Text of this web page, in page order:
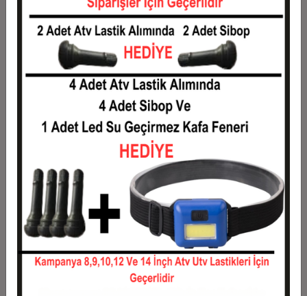
Taksit Taksit Tutarı
Toplam Tutar
1
7.902,72 TL
7.902,72 TL
3.951,36 TL
3
2.818,64 TL
8.455,91 TL
2.153,49 TL
5
1.754,40 TL
6
1.488,35 TL
8.930,07 TL
7
1.298,30 TL
9.088,13 TL
8
9.246,18 TL
9
1.044,92 TL
9.404,24 TL
956,23 TL